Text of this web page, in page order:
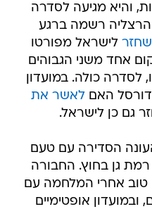
והיא מגיעה לסדרה
הרצליה רשמה ברגע
שחזר לישראל מפורטו
אחד משני הגבוהים
לסדרה כולה. במועדון
האםלאשר את
גם כן לישראל.
הסדירה עם טעם
רמת גן בחוץ. החבורה
טוב אחרי המלחמה עם
אופטימיים